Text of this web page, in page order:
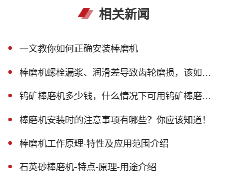
相关新闻
一文教你如何正确安装棒磨机
棒磨机螺栓漏浆、润滑差导致齿轮磨损，该如何解决？
钨矿棒磨机多少钱，什么情况下可用钨矿棒磨机？
棒磨机安装时的注意事项有哪些？你应该知道！
棒磨机工作原理-特性及应用范围介绍
石英砂棒磨机-特点-原理-用途介绍